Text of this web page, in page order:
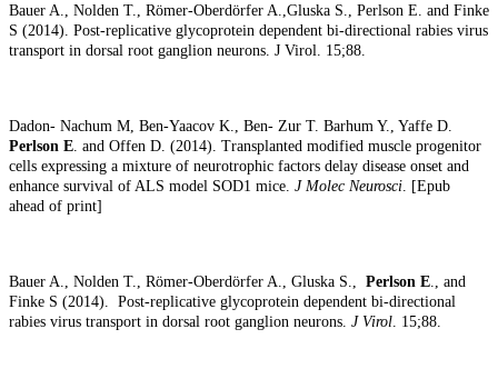
Bauer A., Nolden T., Römer-Oberdörfer A.,Gluska S., Perlson E. and Finke
S (2014). Post-replicative glycoprotein dependent bi-directional rabies virus
transport in dorsal root ganglion neurons. J Virol. 15;88.
Dadon- Nachum M, Ben-Yaacov K., Ben- Zur T. Barhum Y., Yaffe D.
Perlson E. and Offen D. (2014). Transplanted modified muscle progenitor
cells expressing a mixture of neurotrophic factors delay disease onset and
enhance survival of ALS model SOD1 mice. J Molec Neurosci. [Epub
ahead of print]
Bauer A., Nolden T., Römer-Oberdörfer A., Gluska S., Perlson E., and
Finke S (2014). Post-replicative glycoprotein dependent bi-directional
rabies virus transport in dorsal root ganglion neurons. J Virol. 15;88.